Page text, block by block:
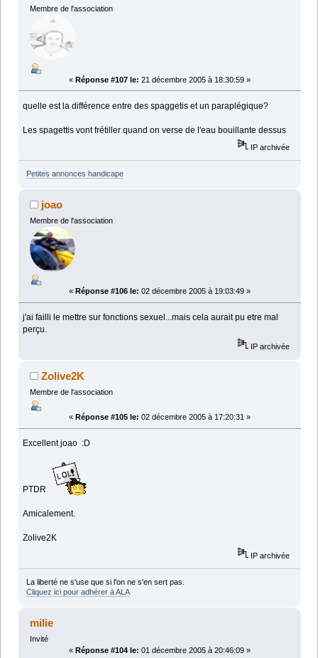
Membre de l'association
« Réponse #107 le: 21 décembre 2005 à 18:30:59 »
quelle est la différence entre des spaggetis et un paraplégique?
Les spagettis vont frétiller quand on verse de l'eau bouillante dessus
IP archivée
Petites annonces handicape
joao
Membre de l'association
« Réponse #106 le: 02 décembre 2005 à 19:03:49 »
j'ai failli le mettre sur fonctions sexuel...mais cela aurait pu etre mal
perçu.
IP archivée
Zolive2K
Membre de l'association
« Réponse #105 le: 02 décembre 2005 à 17:20:31 »
Excellent joao :D
PTDR
Amicalement.
Zolive2K
IP archivée
La liberté ne s'use que si l'on ne s'en sert pas.
Cliquez ici pour adhérer à ALA
milie
Invité
« Réponse #104 le: 01 décembre 2005 à 20:46:09 »